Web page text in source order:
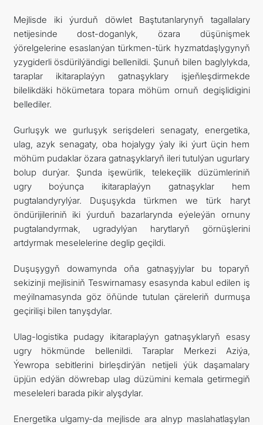
Mejlisde iki ýurduň döwlet Baştutanlarynyň tagallalary
netijesinde dost-doganlyk, özara düşünişmek
ýörelgelerine esaslanýan türkmen-türk hyzmatdaşlygynyň
yzygiderli ösdürilýändigi bellenildi. Şunuň bilen baglylykda,
taraplar ikitaraplaýyn gatnaşyklary işjeňleşdirmekde
bilelikdäki hökümetara topara möhüm ornuň degişlidigini
bellediler.
Gurluşyk we gurluşyk serişdeleri senagaty, energetika,
ulag, azyk senagaty, oba hojalygy ýaly iki ýurt üçin hem
möhüm pudaklar özara gatnaşyklaryň ileri tutulýan ugurlary
bolup durýar. Şunda işewürlik, telekeçilik düzümleriniň
ugry boýunça ikitaraplaýyn gatnaşyklar hem
pugtalandyrylýar. Duşuşykda türkmen we türk haryt
öndürijileriniň iki ýurduň bazarlarynda eýeleýän ornuny
pugtalandyrmak, ugradylýan harytlaryň görnüşlerini
artdyrmak meselelerine deglip geçildi.
Duşuşygyň dowamynda oňa gatnaşyjylar bu toparyň
sekizinji mejlisiniň Teswirnamasy esasynda kabul edilen iş
meýilnamasynda göz öňünde tutulan çäreleriň durmuşa
geçirilişi bilen tanyşdylar.
Ulag-logistika pudagy ikitaraplaýyn gatnaşyklaryň esasy
ugry hökmünde bellenildi. Taraplar Merkezi Aziýa,
Ýewropa sebitlerini birleşdirýän netijeli ýük daşamalary
üpjün edýän döwrebap ulag düzümini kemala getirmegiň
meseleleri barada pikir alyşdylar.
Energetika ulgamy-da mejlisde ara alnyp maslahatlaşylan